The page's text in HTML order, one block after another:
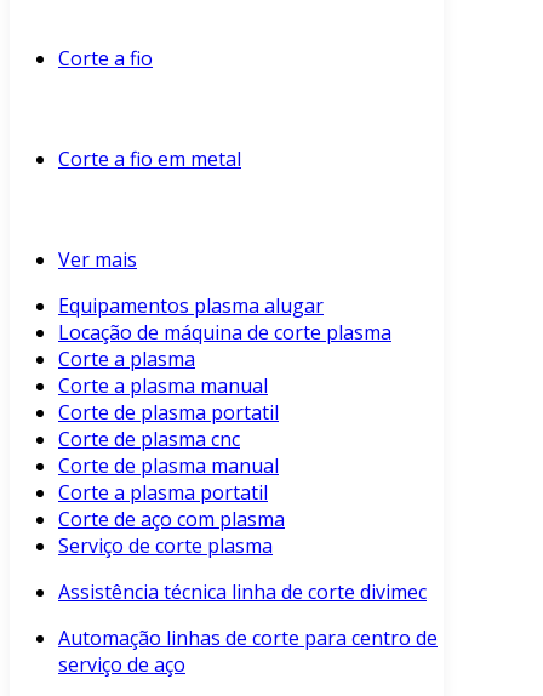
Corte a fio
Corte a fio em metal
Ver mais
Equipamentos plasma alugar
Locação de máquina de corte plasma
Corte a plasma
Corte a plasma manual
Corte de plasma portatil
Corte de plasma cnc
Corte de plasma manual
Corte a plasma portatil
Corte de aço com plasma
Serviço de corte plasma
Assistência técnica linha de corte divimec
Automação linhas de corte para centro de
serviço de aço